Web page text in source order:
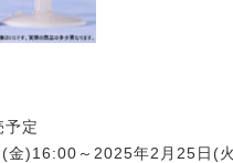
定
金)16:00～2025年2月25日(